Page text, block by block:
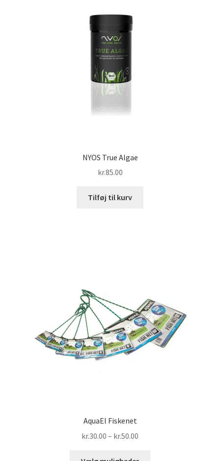
NYOS True Algae
kr.85.00
Tilføj til kurv
AquaEl Fiskenet
kr.30.00 – kr.50.00